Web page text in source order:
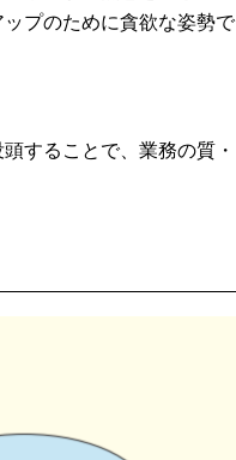
プのために貪欲な姿勢で
することで、業務の質・